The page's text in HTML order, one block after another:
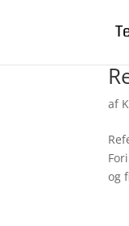
af
og